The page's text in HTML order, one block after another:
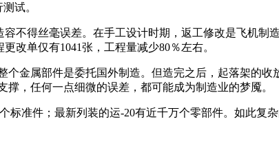
试。
不得丝毫误差。在手工设计时期，返工修改是飞机
改单仅有1041张，工程量减少80％左右。
金属部件是委托国外制造。但造完之后，起落架的
，任何一点细微的误差，都可能成为制造业的梦魇。
标准件；最新列装的运-20有近千万个零部件。如此复